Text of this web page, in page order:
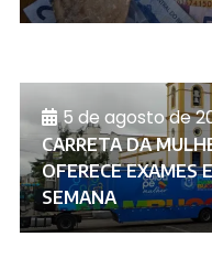
5 de agosto de
CARRETA DA
OFERECE EXAMES
SEMANA